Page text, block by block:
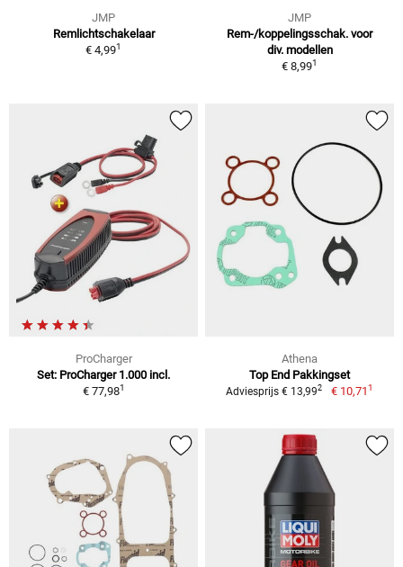
JMP
Remlichtschakelaar
€ 4,991
JMP
Rem-/koppelingsschak. voor
div. modellen
€ 8,991
ProCharger
Set: ProCharger 1.000 incl.
€ 77,981
Athena
Top End Pakkingset
Adviesprijs € 13,992 € 10,711